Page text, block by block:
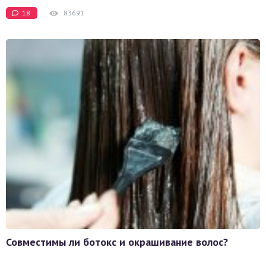
18 83691
Совместимы ли ботокс и окрашивание волос?